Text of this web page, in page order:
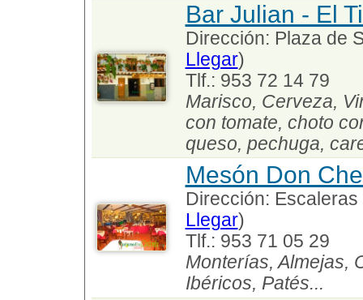
Bar Julian - El
Dirección: Plaza de
Llegar)
Tlf.: 953 72 14 79
Marisco, Cerveza,
con tomate, choto
queso, pechuga,
Mesón Don
Dirección:
Llegar)
Tlf.: 953 71 05 29
Monterías, Almejas,
Ibéricos, Patés...